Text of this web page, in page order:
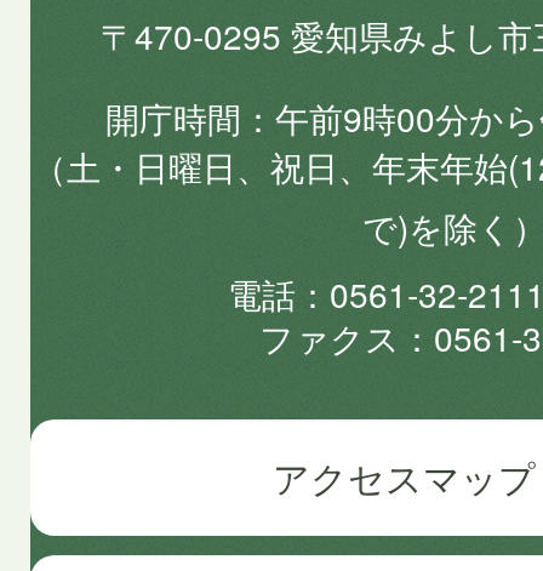
〒470-0295 愛知県みよし
開庁時間
午前9時00分か
（土・日曜日、祝日、年末年始
で)を除く
電話
0561-32-
ファクス
0561-
アクセスマップ